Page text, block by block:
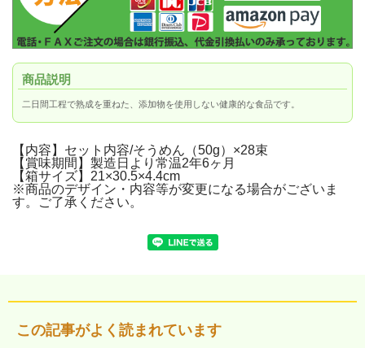
商品説明
二日間工程で熟成を重ねた、添加物を使用しない健康的な食品です。
【内容】セット内容/そうめん（50g）×28束
【賞味期間】製造日より常温2年6ヶ月
【箱サイズ】21×30.5×4.4cm
※商品のデザイン・内容等が変更になる場合がございま
す。ご了承ください。
この記事がよく読まれています